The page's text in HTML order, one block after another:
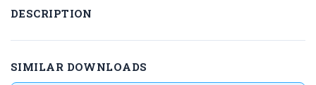
DESCRIPTION
SIMILAR DOWNLOADS